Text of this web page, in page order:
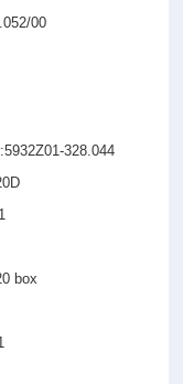
00
328.044
20D
box